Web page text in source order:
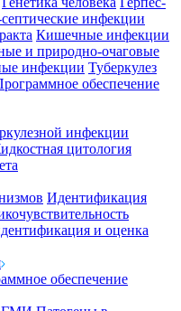
инфекции
Кишечные инфекции
и природно-очаговые
инфекции Туберкулез
обеспечение
инфекции
цитология
Идентификация
и оценка
обеспечение